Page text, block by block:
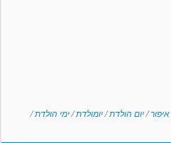
איפור/יום הולדת/יומולדת/ימי הולדת/